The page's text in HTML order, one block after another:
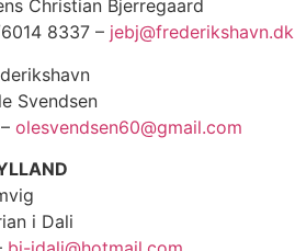
Christian Bjerregaard
8337 – jebj@frederikshavn.dk
Svendsen
olesvendsen60@gmail.com
i Dali